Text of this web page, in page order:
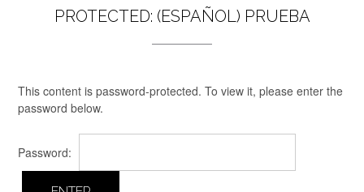
PROTECTED: (ESPAÑOL) PRUEBA
This content is password-protected. To view it, please enter the
password below.
Password: